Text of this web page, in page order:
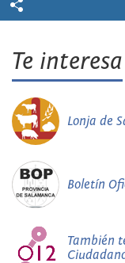
Te interesa
Lonja de
Boletín
También